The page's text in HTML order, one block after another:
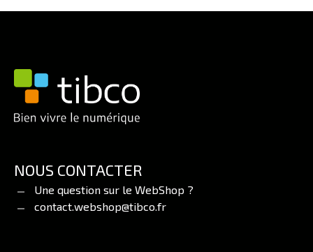
NOUS CONTACTER
Une question sur le WebShop ?
contact.webshop@tibco.fr